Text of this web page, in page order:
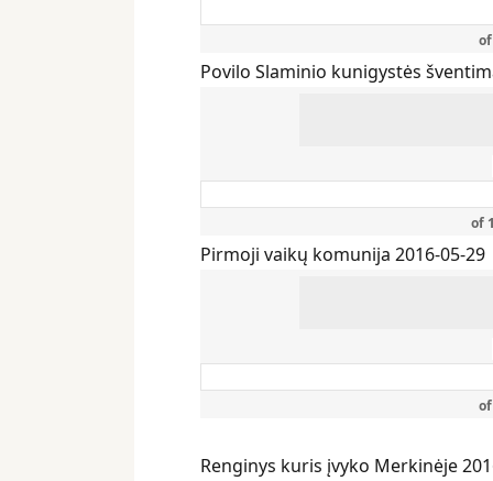
Povilo Slaminio kunigystės
of
Pirmoji vaikų komunija 2016-05-29
Renginys kuris įvyko Merkinėje